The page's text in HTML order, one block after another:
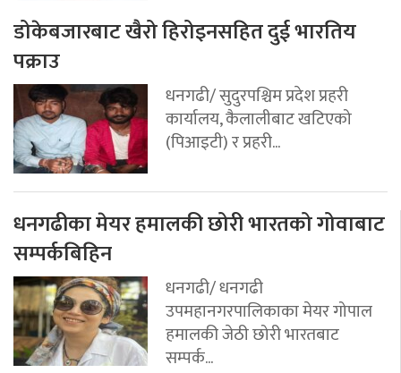
डोकेबजारबाट खैरो हिरोइनसहित दुई भारतिय
पक्राउ
धनगढी/ सुदुरपश्चिम प्रदेश प्रहरी
कार्यालय, कैलालीबाट खटिएको
(पिआइटी) र प्रहरी...
धनगढीका मेयर हमालकी छोरी भारतको गोवाबाट
सम्पर्कबिहिन
धनगढी/ धनगढी
उपमहानगरपालिकाका मेयर गोपाल
हमालकी जेठी छोरी भारतबाट
सम्पर्क...